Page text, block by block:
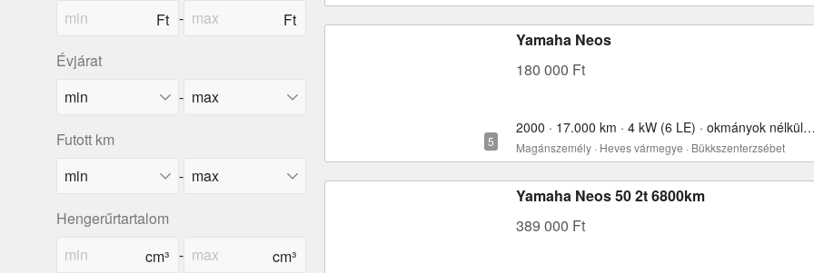
-
Évjárat
-
Futott km
-
Hengerűrtartalom
-
Yamaha Neos
180 000 Ft
2000 · 17.000 km · 4 kW (6 LE) · okmányok nélkül · 60 cm³
Magánszemély · Heves vármegye · Bükkszenterzsébet
Yamaha Neos 50 2t 6800km
389 000 Ft